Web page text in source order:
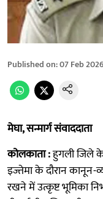
Published on:07 Feb
मेघा, सन्मार्ग संवाददाता
कोलकाता :हुगली जिले के
इज्तेमा के दौरान कानून-
रखने में उत्कृष्ट भूमिका